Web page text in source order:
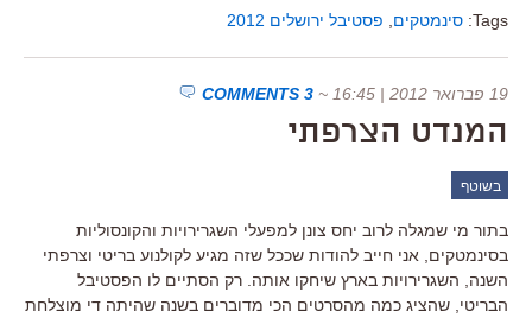
Tags: סינמטקים פסטיבל ירושלים 2012
19 פברואר 2012 | 16:45 ~
3 COMMENTS
המנדט הצרפתי
בשוטף
בתור מי שמגלה לרוב יחס צונן למפעלי השגרירויות והקונסוליות
בסינמטקים, אני חייב להודות שככל שזה מגיע לקולנוע בריטי וצרפתי
השנה, השגרירויות בארץ שיחקו אותה. רק הסתיים לו הפסטיבל
הבריטי, שהציג כמה מהסרטים הכי מדוברים בשנה שהיתה די מוצלחת